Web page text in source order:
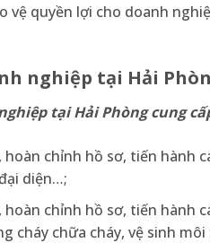
vệ quyền lợi cho doanh
nghiệp tại Hải
tại Hải Phòng cung
hoàn chỉnh hồ sơ, tiến hành
diện…;
hoàn chỉnh hồ sơ, tiến hành
cháy chữa cháy, vệ sinh